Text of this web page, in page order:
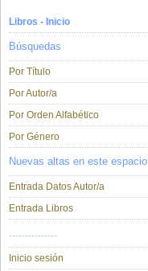
Libros - Inicio
Búsquedas
Por Título
Por Autor/a
Por Orden Alfabético
Por Género
Nuevas altas en este espacio
Entrada Datos Autor/a
Entrada Libros
...............
Inicio sesión